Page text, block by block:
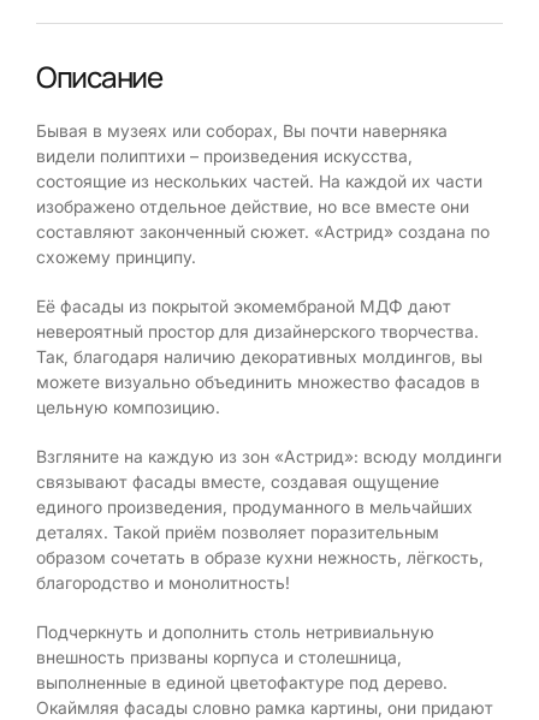
Описание
Бывая в музеях или соборах, Вы почти наверняка
видели полиптихи – произведения искусства,
состоящие из нескольких частей. На каждой их части
изображено отдельное действие, но все вместе они
составляют законченный сюжет. «Астрид» создана по
схожему принципу.
Её фасады из покрытой экомембраной МДФ дают
невероятный простор для дизайнерского творчества.
Так, благодаря наличию декоративных молдингов, вы
можете визуально объединить множество фасадов в
цельную композицию.
Взгляните на каждую из зон «Астрид»: всюду молдинги
связывают фасады вместе, создавая ощущение
единого произведения, продуманного в мельчайших
деталях. Такой приём позволяет поразительным
образом сочетать в образе кухни нежность, лёгкость,
благородство и монолитность!
Подчеркнуть и дополнить столь нетривиальную
внешность призваны корпуса и столешница,
выполненные в единой цветофактуре под дерево.
Окаймляя фасады словно рамка картины, они придают